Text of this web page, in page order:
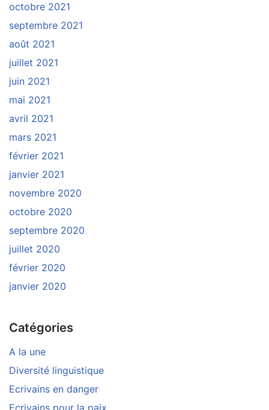
octobre 2021
septembre 2021
août 2021
juillet 2021
juin 2021
mai 2021
avril 2021
mars 2021
février 2021
janvier 2021
novembre 2020
octobre 2020
septembre 2020
juillet 2020
février 2020
janvier 2020
Catégories
A la une
Diversité linguistique
Ecrivains en danger